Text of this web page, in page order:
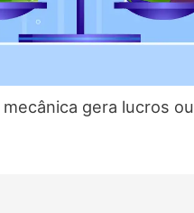
gera lucros ou